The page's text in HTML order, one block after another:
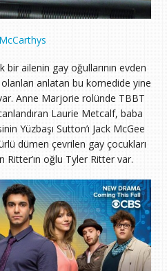
bir ailenin gay oğullarının evden
anlatan bu komedide yine
Anne Marjorie rolünde TBBT
Laurie Metcalf, baba
Yüzbaşı Sutton’ı Jack McGee
dümen çevrilen gay çocukları
oğlu Tyler Ritter var.